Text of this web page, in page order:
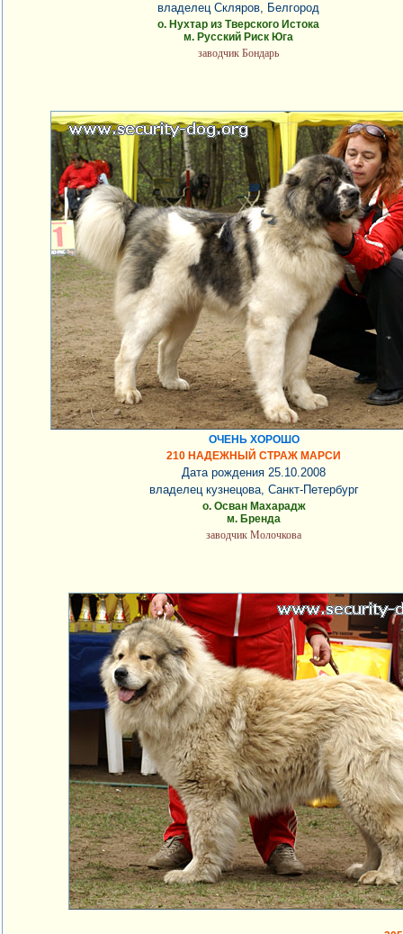
владелец Скляров, Белгород
о. Нухтар из Тверского Истока
м. Русский Риск Юга
заводчик Бондарь
ОЧЕНЬ ХОРОШО
210 НАДЕЖНЫЙ СТРАЖ МАРСИ
Дата рождения 25.10.2008
владелец кузнецова, Санкт-Петербург
о. Осван Махарадж
м. Бренда
заводчик Молочкова